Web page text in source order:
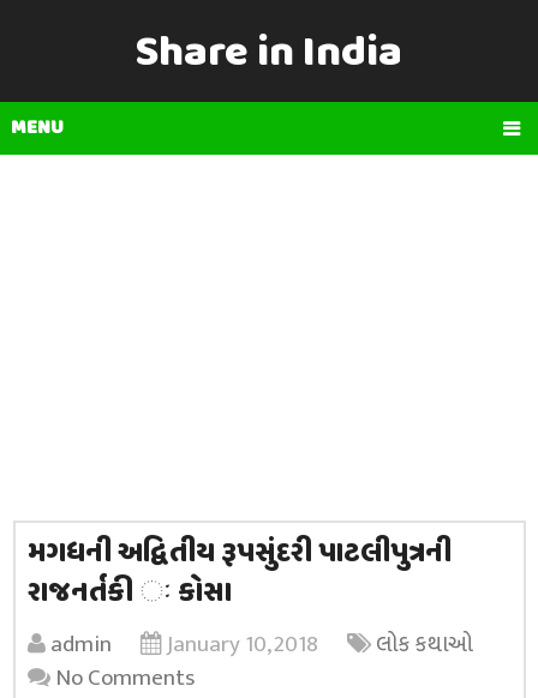
Share in India
MENU
મગધની અદ્વિતીય રૂપસુંદરી પાટલીપુત્રની
રાજનર્તકી ઃ કોસા
admin January 10, 2018
લોક કથાઓ
No Comments